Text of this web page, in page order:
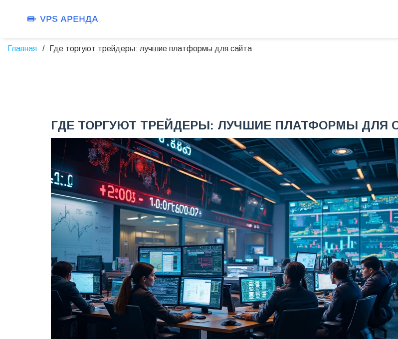
Главная Где торгуют трейдеры: лучшие платформы для сайта
ГДЕ ТОРГУЮТ ТРЕЙДЕРЫ: ЛУЧШИЕ ПЛАТФОРМЫ ДЛЯ